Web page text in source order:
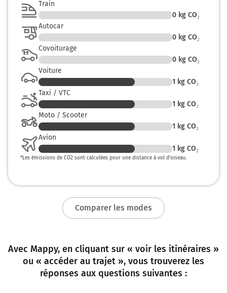
Train
0 kg CO₂
Autocar
0 kg CO₂
Covoiturage
0 kg CO₂
Voiture
1 kg CO₂
Taxi / VTC
1 kg CO₂
Moto / Scooter
1 kg CO₂
Avion
1 kg CO₂
*Les émissions de CO2 sont calculées pour une distance à vol d’oiseau.
Comparer les modes
Avec Mappy, en cliquant sur « voir les itinéraires »
ou « accéder au trajet », vous trouverez les
réponses aux questions suivantes :